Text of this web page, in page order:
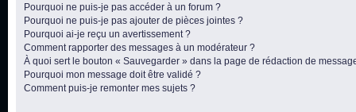
Pourquoi ne puis-je pas accéder à un forum ?
Pourquoi ne puis-je pas ajouter de pièces jointes ?
Pourquoi ai-je reçu un avertissement ?
Comment rapporter des messages à un modérateur ?
À quoi sert le bouton « Sauvegarder » dans la page de rédaction de
Pourquoi mon message doit être validé ?
Comment puis-je remonter mes sujets ?